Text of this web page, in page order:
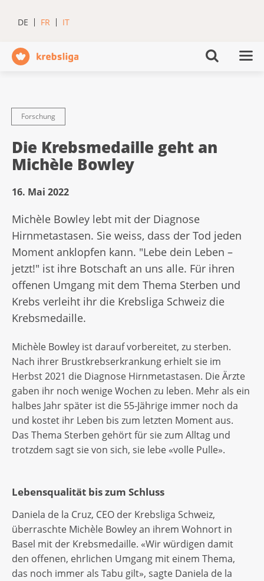
DE FR IT
Forschung
Die Krebsmedaille geht an
Michèle Bowley
16. Mai 2022
Michèle Bowley lebt mit der Diagnose
Hirnmetastasen. Sie weiss, dass der Tod jeden
Moment anklopfen kann. "Lebe dein Leben –
jetzt!" ist ihre Botschaft an uns alle. Für ihren
offenen Umgang mit dem Thema Sterben und
Krebs verleiht ihr die Krebsliga Schweiz die
Krebsmedaille.
Michèle Bowley ist darauf vorbereitet, zu sterben.
Nach ihrer Brustkrebserkrankung erhielt sie im
Herbst 2021 die Diagnose Hirnmetastasen. Die Ärzte
gaben ihr noch wenige Wochen zu leben. Mehr als ein
halbes Jahr später ist die 55-Jährige immer noch da
und kostet ihr Leben bis zum letzten Moment aus.
Das Thema Sterben gehört für sie zum Alltag und
trotzdem sagt sie von sich, sie lebe «volle Pulle».
Lebensqualität bis zum Schluss
Daniela de la Cruz, CEO der Krebsliga Schweiz,
überraschte Michèle Bowley an ihrem Wohnort in
Basel mit der Krebsmedaille. «Wir würdigen damit
den offenen, ehrlichen Umgang mit einem Thema,
das noch immer als Tabu gilt», sagte Daniela de la